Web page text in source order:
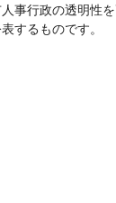
事行政の透明性
するものです。